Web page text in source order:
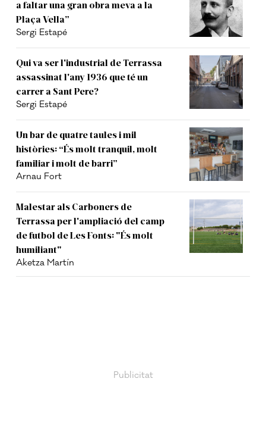
a faltar una gran obra meva a la
Plaça Vella”
Sergi Estapé
Qui va ser l'industrial de Terrassa
assassinat l'any 1936 que té un
carrer a Sant Pere?
Sergi Estapé
Un bar de quatre taules i mil
històries: “És molt tranquil, molt
familiar i molt de barri”
Arnau Fort
Malestar als Carboners de
Terrassa per l'ampliació del camp
de futbol de Les Fonts: "És molt
humiliant"
Aketza Martín